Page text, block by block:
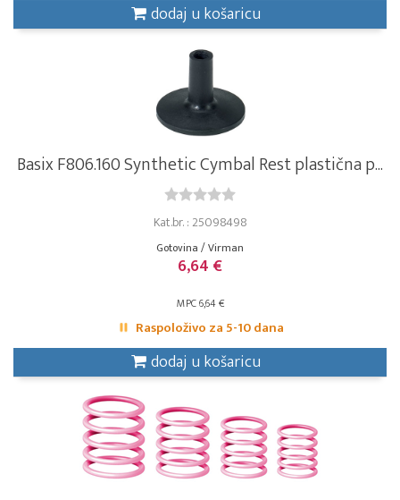
dodaj u košaricu
Basix F806.160 Synthetic Cymbal Rest plastična p...
Kat.br. : 25098498
Gotovina / Virman
6,64 €
MPC 6,64 €
Raspoloživo za 5-10 dana
dodaj u košaricu